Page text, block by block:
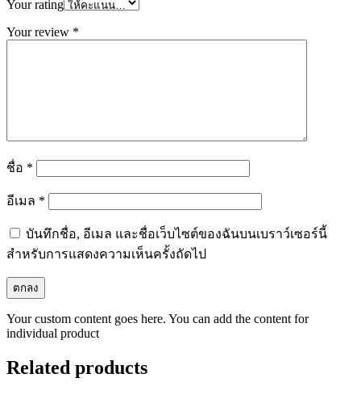
Your rating
Your review *
ชื่อ *
อีเมล *
บันทึกชื่อ, อีเมล และชื่อเว็บไซต์ของฉันบนเบราว์เซอร์นี้
สำหรับการแสดงความเห็นครั้งถัดไป
Your custom content goes here. You can add the content for
individual product
Related products